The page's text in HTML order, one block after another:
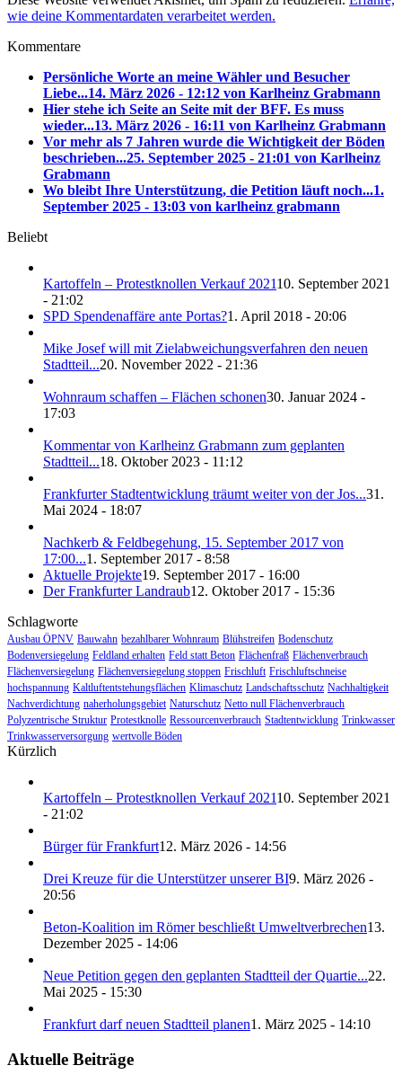
wie deine Kommentardaten verarbeitet werden.
Kommentare
Persönliche Worte an meine Wähler und Besucher
Liebe...14. März 2026 - 12:12 von Karlheinz Grabmann
Hier stehe ich Seite an Seite mit der BFF. Es muss
wieder...13. März 2026 - 16:11 von Karlheinz Grabmann
Vor mehr als 7 Jahren wurde die Wichtigkeit der Böden
beschrieben...25. September 2025 - 21:01 von Karlheinz
Grabmann
Wo bleibt Ihre Unterstützung, die Petition läuft noch...1.
September 2025 - 13:03 von karlheinz grabmann
Beliebt
Kartoffeln – Protestknollen Verkauf 202110. September 2021
- 21:02
SPD Spendenaffäre ante Portas?1. April 2018 - 20:06
Mike Josef will mit Zielabweichungsverfahren den neuen
Stadtteil...20. November 2022 - 21:36
Wohnraum schaffen – Flächen schonen30. Januar 2024 -
17:03
Kommentar von Karlheinz Grabmann zum geplanten
Stadtteil...18. Oktober 2023 - 11:12
Frankfurter Stadtentwicklung träumt weiter von der Jos...31.
Mai 2024 - 18:07
Nachkerb & Feldbegehung, 15. September 2017 von
17:00...1. September 2017 - 8:58
Aktuelle Projekte19. September 2017 - 16:00
Der Frankfurter Landraub12. Oktober 2017 - 15:36
Schlagworte
Ausbau ÖPNV Bauwahn bezahlbarer Wohnraum Blühstreifen Bodenschutz
Bodenversiegelung Feldland erhalten Feld statt Beton Flächenfraß Flächenverbrauch
Flächenversiegelung Flächenversiegelung stoppen Frischluft Frischluftschneise
hochspannung Kaltluftentstehungsflächen Klimaschutz Landschaftsschutz Nachhaltigkeit
Nachverdichtung naherholungsgebiet Naturschutz Netto null Flächenverbrauch
Polyzentrische Struktur Protestknolle Ressourcenverbrauch Stadtentwicklung Trinkwasser
Trinkwasserversorgung wertvolle Böden
Kürzlich
Kartoffeln – Protestknollen Verkauf 202110. September 2021
- 21:02
Bürger für Frankfurt12. März 2026 - 14:56
Drei Kreuze für die Unterstützer unserer BI9. März 2026 -
20:56
Beton-Koalition im Römer beschließt Umweltverbrechen13.
Dezember 2025 - 14:06
Neue Petition gegen den geplanten Stadtteil der Quartie...22.
Mai 2025 - 15:30
Frankfurt darf neuen Stadtteil planen1. März 2025 - 14:10
Aktuelle Beiträge